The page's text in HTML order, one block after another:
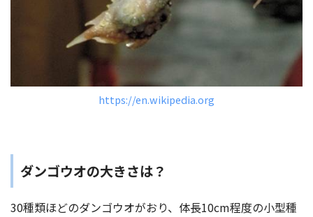
https://en.wikipedia.org
ダンゴウオの大きさは？
30種類ほどのダンゴウオがおり、体長10cm程度の小型種